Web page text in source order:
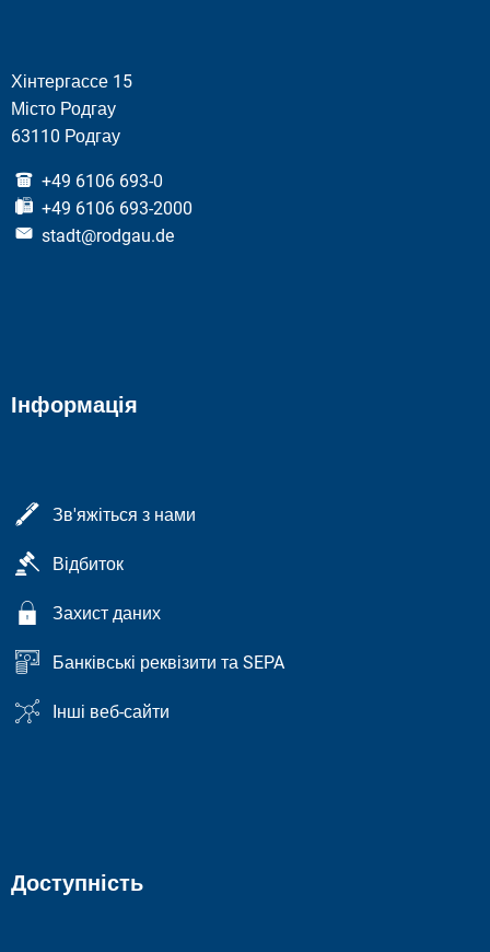
Хінтергассе 15
Місто Родгау
63110 Родгау
+49 6106 693-0
+49 6106 693-2000
stadt@rodgau.de
Інформація
Зв'яжіться з нами
Відбиток
Захист даних
Банківські реквізити та SEPA
Інші веб-сайти
Доступність